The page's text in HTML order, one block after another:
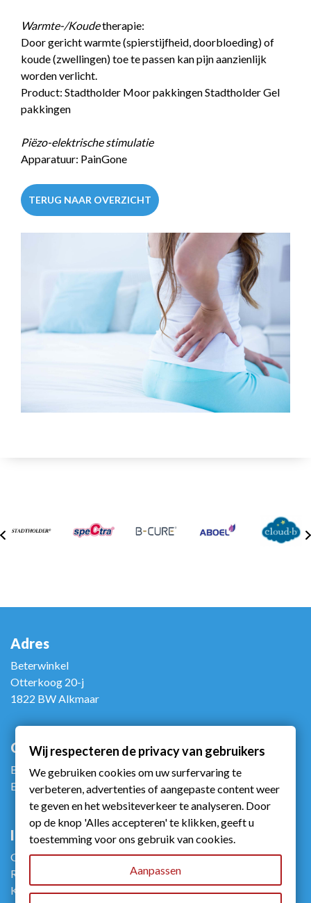
Warmte-/Koudetherapie:
Door gericht warmte (spierstijfheid, doorbloeding) of
koude (zwellingen) toe te passen kan pijn aanzienlijk
worden verlicht.
Product: Stadtholder Moor pakkingenStadtholder Gel
pakkingen
Piëzo-elektrische stimulatie
Apparatuur: PainGone
TERUG NAAR OVERZICHT
Adres
Beterwinkel
Otterkoog 20-j
1822 BW Alkmaar
Contact
Bel ons: +31 (0)72 5672090
E-mail ons: info@beterwinkel.nl
Info
Gebruiksvoorwaarden
Retourneren
Klachtenportaalzorg
Wij respecteren de privacy van gebruikers
We gebruiken cookies om uw surfervaring te
verbeteren, advertenties of aangepaste content weer
te geven en het websiteverkeer te analyseren. Door
op de knop 'Alles accepteren' te klikken, geeft u
toestemming voor ons gebruik van cookies.
Aanpassen